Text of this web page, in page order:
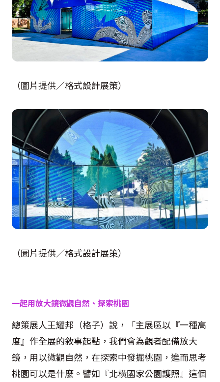
（圖片提供／格式設計展策）
（圖片提供／格式設計展策）
一起用放大鏡微觀自然、探索桃園
總策展人王耀邦（格子）說，「主展區以『一種高
度』作全展的敘事起點，我們會為觀者配備放大
鏡，用以微觀自然，在探索中發掘桃園，進而思考
桃園可以是什麼。譬如『北橫國家公園護照』這個